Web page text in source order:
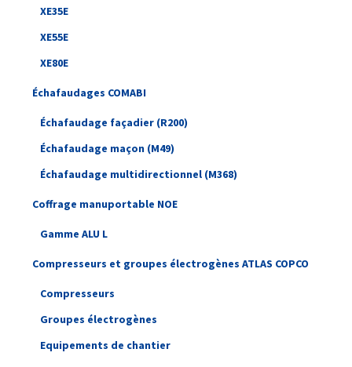
XE35E
XE55E
XE80E
Échafaudages COMABI
Échafaudage façadier (R200)
Échafaudage maçon (M49)
Échafaudage multidirectionnel (M368)
Coffrage manuportable NOE
Gamme ALU L
Compresseurs et groupes électrogènes ATLAS COPCO
Compresseurs
Groupes électrogènes
Equipements de chantier